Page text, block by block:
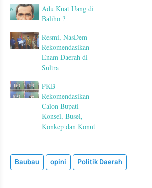
Adu Kuat Uang di
Baliho ?
Resmi, NasDem
Rekomendasikan
Enam Daerah di
Sultra
PKB
Rekomendasikan
Calon Bupati
Konsel, Busel,
Konkep dan Konut
Baubau opini Politik Daerah